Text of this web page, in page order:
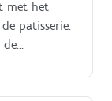
met het
patisserie.
de